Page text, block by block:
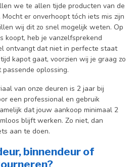
we te allen tijde producten van de
er onverhoopt tóch iets mis zijn
wij dit zo snel mogelijk weten. Op
koopt, heb je vanzelfsprekend
ontvangt dat niet in perfecte staat
kapot gaat, voorzien wij je graag zo
oplossing.
van onze deuren is 2 jaar bij
een professional en gebruik
dat jouw aankoop minimaal 2
blijft werken. Zo niet, dan
aan te doen.
binnendeur of